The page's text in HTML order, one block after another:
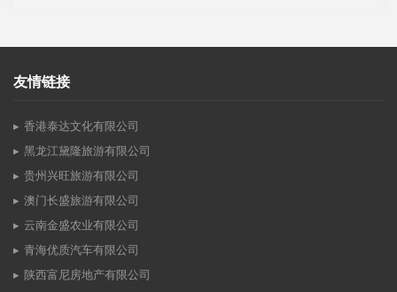
友情链接
香港泰达文化有限公司
黑龙江黛隆旅游有限公司
贵州兴旺旅游有限公司
澳门长盛旅游有限公司
云南金盛农业有限公司
青海优质汽车有限公司
陕西富尼房地产有限公司